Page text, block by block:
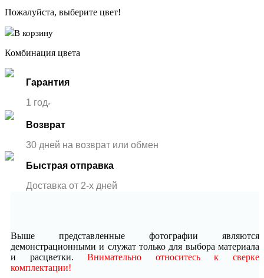
Пожалуйста, выберите цвет!
В корзину
Комбинация цвета
Гарантия
1 год*
Возврат
30 дней на возврат или обмен
Быстрая отправка
Доставка от 2-x дней
Выше представленные фотографии являются
демонстрационными и служат только для выбора материала
и расцветки.Внимательно относитесь к сверке
комплектации!